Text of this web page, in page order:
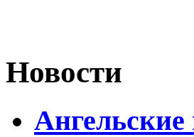
Новости